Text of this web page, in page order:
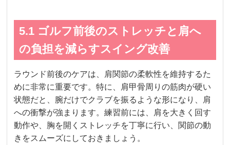
5.1 ゴルフ前後のストレッチと肩へ
の負担を減らすスイング改善
ラウンド前後のケアは、肩関節の柔軟性を維持するた
めに非常に重要です。特に、肩甲骨周りの筋肉が硬い
状態だと、腕だけでクラブを振るような形になり、肩
への衝撃が強まります。練習前には、肩を大きく回す
動作や、胸を開くストレッチを丁寧に行い、関節の動
きをスムーズにしておきましょう。